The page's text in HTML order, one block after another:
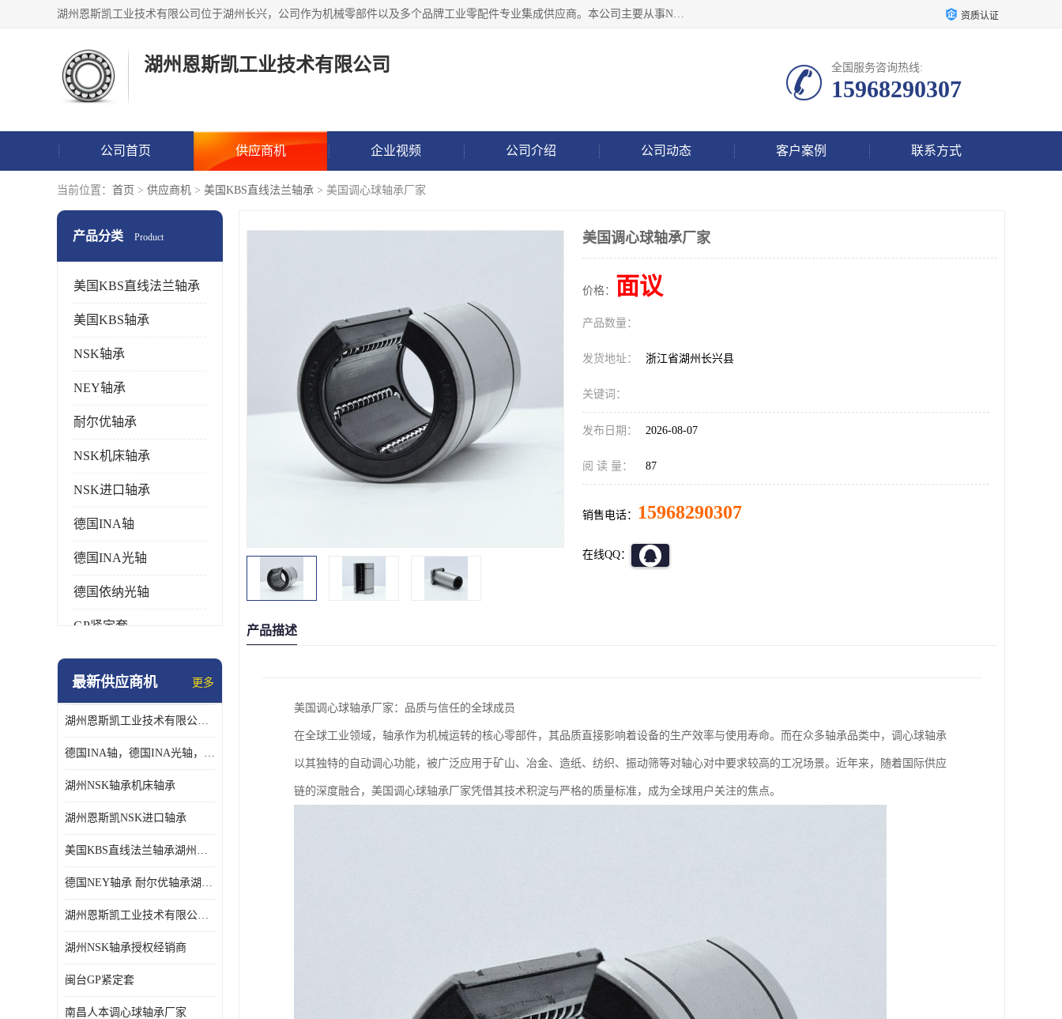
湖州恩斯凯工业技术有限公司位于湖州长兴，公司作为机械零部件以及多个品牌工业零配件专业集成供应商。本公司主要从事NSK进口轴承、SKF进口轴承、FAG进口轴承、NTN进口轴承、国产轴承：ZWZ、HRB、C&U轴承外球面轴承、导轨、丝杠、滑块、 润滑油、工业皮带及其他工业零部件的销售. 资质认证
湖州恩斯凯工业技术有限公司 全国服务咨询热线:
15968290307
公司首页 供应商机 企业视频 公司介绍 公司动态 客户案例 联系方式
当前位置： 首页 > 供应商机 > 美国KBS直线法兰轴承 > 美国调心球轴承厂家
产品分类 Product
美国KBS直线法兰轴承
美国KBS轴承
NSK轴承
NEY轴承
耐尔优轴承
NSK机床轴承
NSK进口轴承
德国INA轴
德国INA光轴
德国依纳光轴
GP紧定套
SKF轴承
日本NSK进口轴承
德国INA进口轴承
最新供应商机 更多
湖州恩斯凯工业技术有限公司 湖州NSK轴承
德国INA轴，德国INA光轴，德国依纳光轴
湖州NSK轴承机床轴承
湖州恩斯凯NSK进口轴承
美国KBS直线法兰轴承湖州KBS轴承
德国NEY轴承 耐尔优轴承湖州代理商
湖州恩斯凯工业技术有限公司NSK轴承*经销商
湖州NSK轴承授权经销商
闽台GP紧定套
南昌人本调心球轴承厂家
美国调心球轴承厂家
价格： 面议
产品数量：
发货地址： 浙江省湖州长兴县
关键词：
发布日期： 2026-08-07
阅 读 量： 87
销售电话： 15968290307
在线QQ：
产品描述
美国调心球轴承厂家：品质与信任的全球成员
在全球工业领域，轴承作为机械运转的核心零部件，其品质直接影响着设备的生产效率与使用寿命。而在众多轴承品类中，调心球轴承
以其独特的自动调心功能，被广泛应用于矿山、冶金、造纸、纺织、振动筛等对轴心对中要求较高的工况场景。近年来，随着国际供应
链的深度融合，美国调心球轴承厂家凭借其技术积淀与严格的质量标准，成为全球用户关注的焦点。